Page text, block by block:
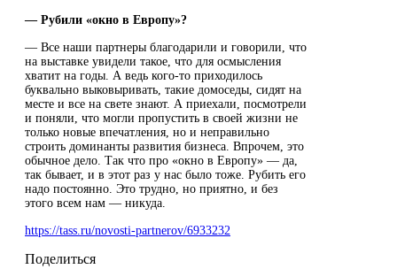
― Рубили «окно в Европу»?
― Все наши партнеры благодарили и говорили, что
на выставке увидели такое, что для осмысления
хватит на годы. А ведь кого-то приходилось
буквально выковыривать, такие домоседы, сидят на
месте и все на свете знают. А приехали, посмотрели
и поняли, что могли пропустить в своей жизни не
только новые впечатления, но и неправильно
строить доминанты развития бизнеса. Впрочем, это
обычное дело. Так что про «окно в Европу» — да,
так бывает, и в этот раз у нас было тоже. Рубить его
надо постоянно. Это трудно, но приятно, и без
этого всем нам — никуда.
https://tass.ru/novosti-partnerov/6933232
Поделиться